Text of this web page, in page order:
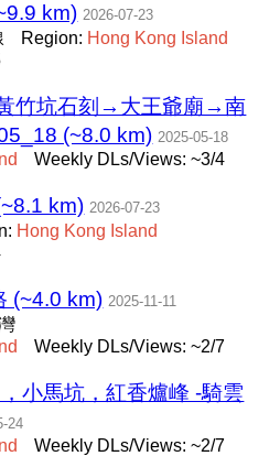
km) 2026-07-23
Region: Hong Kong Island
竹坑石刻→大王爺廟→南
(~8.0 km) 2025-05-18
Weekly DLs/Views: ~3/4
km) 2026-07-23
Hong Kong Island
(~4.0 km) 2025-11-11
Weekly DLs/Views: ~2/7
小馬坑，紅香爐峰 -騎雲
24
Weekly DLs/Views: ~2/7